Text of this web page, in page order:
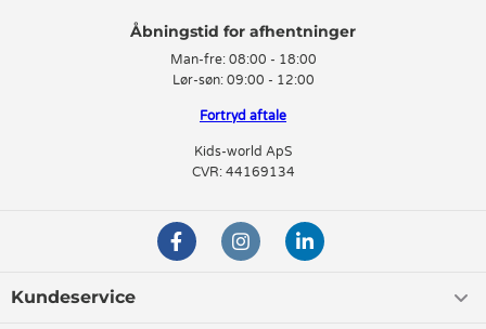
Man-fre: 08:00 - 18:00
Lør-søn: 09:00 - 12:00
Fortryd aftale
Kids-world ApS
CVR: 44169134
Kundeservice